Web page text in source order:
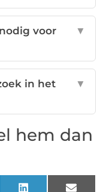
voor
▼
in het
▼
hem dan